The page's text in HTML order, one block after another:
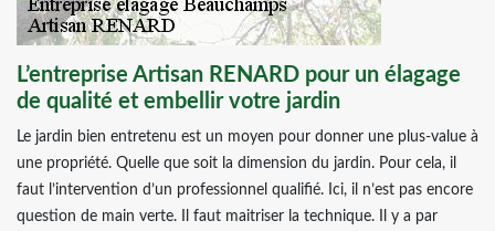
L’entreprise Artisan RENARD pour un élagage
de qualité et embellir votre jardin
Le jardin bien entretenu est un moyen pour donner une plus-value à
une propriété. Quelle que soit la dimension du jardin. Pour cela, il
faut l’intervention d’un professionnel qualifié. Ici, il n’est pas encore
question de main verte. Il faut maitriser la technique. Il y a par